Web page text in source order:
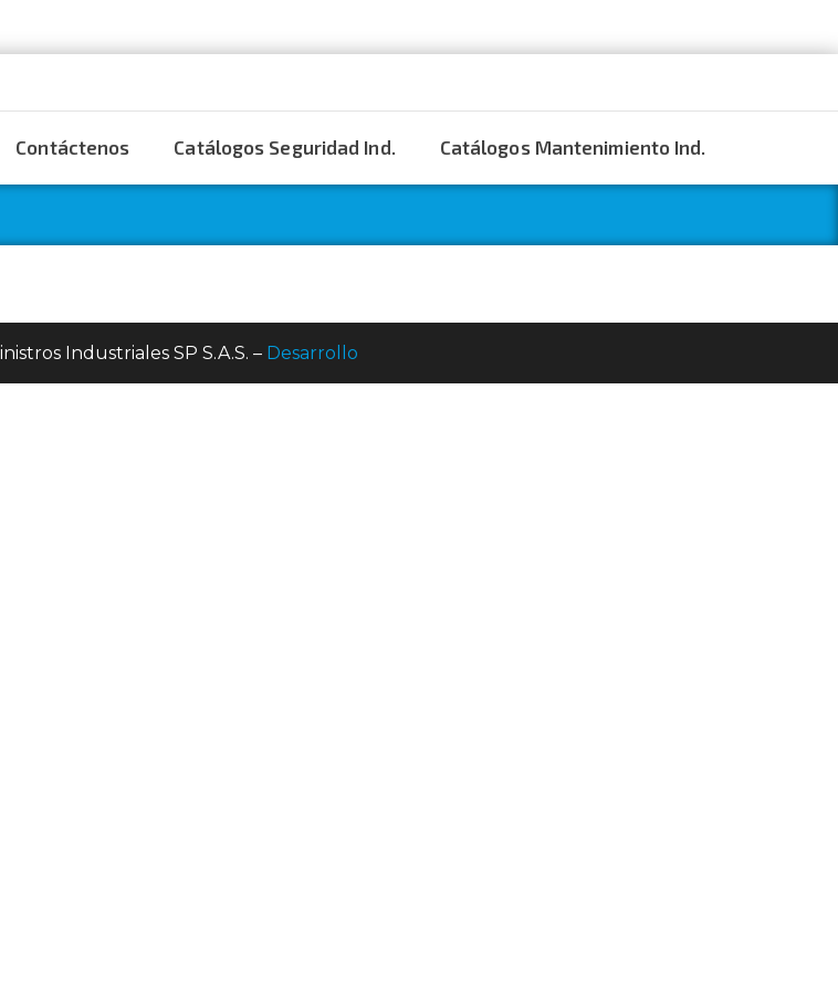
Contáctenos Catálogos Seguridad Ind. Catálogos Mantenimiento Ind.
Industriales SP S.A.S. – Desarrollo